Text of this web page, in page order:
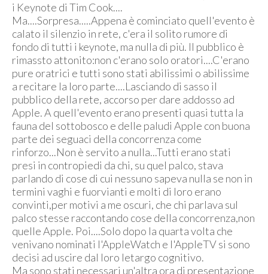
i Keynote di Tim Cook....
Ma....Sorpresa.....Appena è cominciato quell'evento è
calato il silenzio in rete, c'era il solito rumore di
fondo di tutti i keynote, ma nulla di più. Il pubblico è
rimassto attonito:non c'erano solo oratori....C'erano
pure oratrici e tutti sono stati abilissimi o abilissime
a recitare la loro parte....Lasciando di sasso il
pubblico della rete, accorso per dare addosso ad
Apple. A quell'evento erano presenti quasi tutta la
fauna del sottobosco e delle paludi Apple con buona
parte dei seguaci della concorrenza come
rinforzo...Non è servito a nulla...Tutti erano stati
presi in contropiedi da chi, su quel palco, stava
parlando di cose di cui nessuno sapeva nulla se non in
termini vaghi e fuorvianti e molti di loro erano
convinti,per motivi a me oscuri, che chi parlava sul
palco stesse raccontando cose della concorrenza,non
quelle Apple. Poi....Solo dopo la quarta volta che
venivano nominati l'AppleWatch e l'AppleTV si sono
decisi ad uscire dal loro letargo cognitivo.
Ma sono stati necessari un'altra ora di presentazione